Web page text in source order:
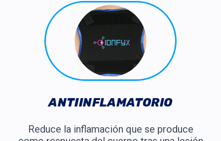
ANTIINFLAMATORIO
Reduce la inflamación que se produce